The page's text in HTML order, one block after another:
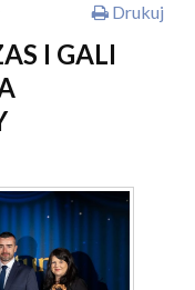
I GALI
Drukuj